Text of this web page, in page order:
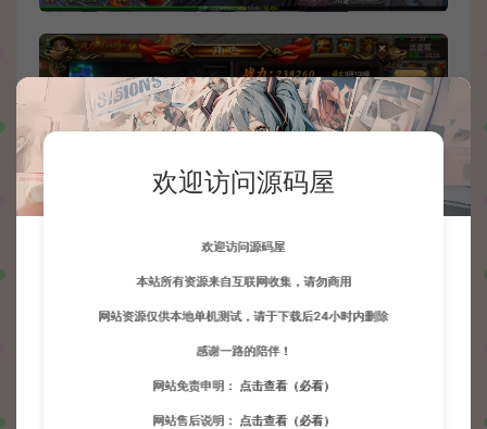
欢迎访问源码屋
欢迎访问源码屋
本站所有资源来自互联网收集，请勿商用
网站资源仅供本地单机测试，请于下载后24小时内删除
感谢一路的陪伴！
网站免责申明： 点击查看（必看）
网站售后说明： 点击查看（必看）